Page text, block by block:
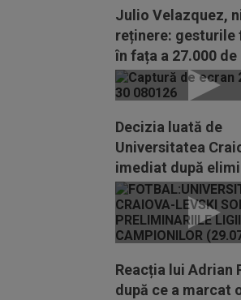
Julio Velazquez,
reținere: gesturile
în fața a 27.000 de
persoane, după...
Decizia luată de
Universitatea
imediat după
din UEFA
League
Reacția lui Adrian
după ce a marcat